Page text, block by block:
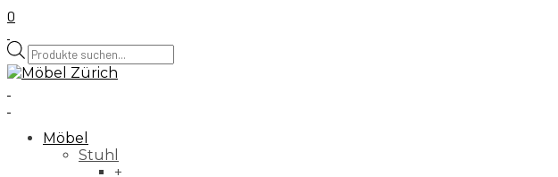
0
Products
search
Möbel
Stuhl
+